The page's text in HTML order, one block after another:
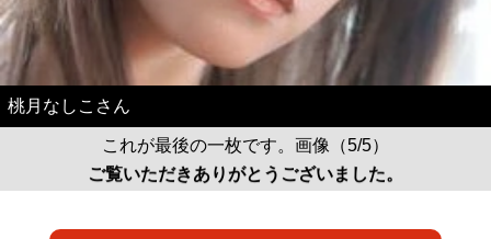
桃月なしこさん
これが最後の一枚です。画像（5/5）
ご覧いただきありがとうございました。